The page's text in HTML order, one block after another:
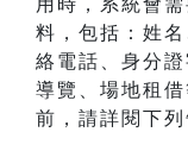
用時，系統會
料，包括：姓
絡電話、身分
導覽、場地租
前，請詳閱下